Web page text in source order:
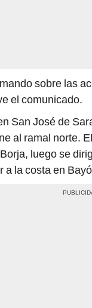
sobre las
el comunicado.
San José de
al ramal norte.
luego se
a la costa en